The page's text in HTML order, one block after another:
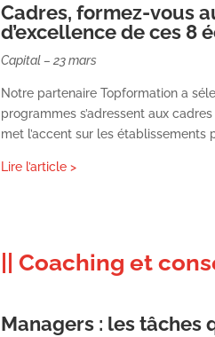
Cadres, formez-vous
d’excellence de ces 8
Capital – 23 mars
Notre partenaire Topformation a
programmes s’adressent aux
met l’accent sur les établissements
Lire l’article >
|| Coaching et
Managers : les tâches